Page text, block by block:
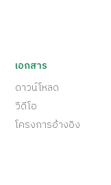
เอกสาร
ดาวน์โหลด
วีดีโอ
โครงการอ้างอิง